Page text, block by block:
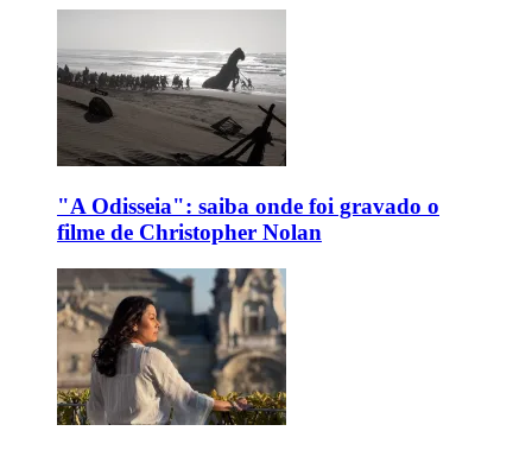
"A Odisseia": saiba onde foi gravado o
filme de Christopher Nolan